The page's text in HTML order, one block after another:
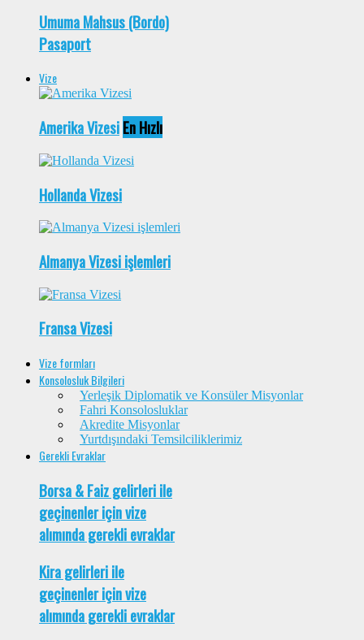
Umuma Mahsus (Bordo)
Pasaport
Vize
Amerika VizesiEn Hızlı
Hollanda Vizesi
Almanya Vizesi işlemleri
Fransa Vizesi
Vize formları
Konsolosluk Bilgileri
Yerleşik Diplomatik ve Konsüler Misyonlar
Fahri Konsolosluklar
Akredite Misyonlar
Yurtdışındaki Temsilciliklerimiz
Gerekli Evraklar
Borsa & Faiz gelirleri ile
geçinenler için vize
alımında gerekli evraklar
Kira gelirleri ile
geçinenler için vize
alımında gerekli evraklar